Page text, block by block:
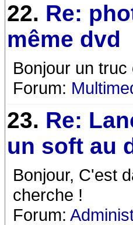
22. Re:
même dvd
Bonjour un
Forum:
23. Re:
un soft au
Bonjour, C'est
cherche !
Forum: